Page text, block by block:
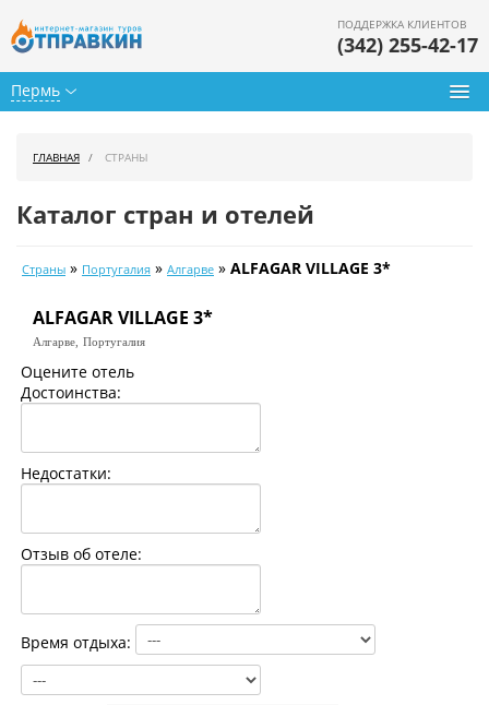
Пермь
ПОДДЕРЖКА КЛИЕНТОВ
(342) 255-42-17
Календарь туров
Цены дня
Страны
ГЛАВНАЯ СТРАНЫ
Каталог стран и отелей
Страны » Португалия » Алгарве » ALFAGAR VILLAGE 3*
ALFAGAR VILLAGE 3*
Алгарве, Португалия
Оцените отель
Достоинства:
Недостатки:
Отзыв об отеле:
Время отдыха: